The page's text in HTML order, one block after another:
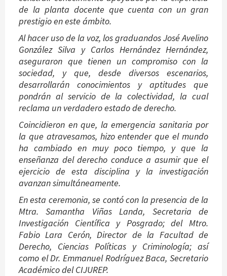
de la planta docente que cuenta con un gran
prestigio en este ámbito.
Al hacer uso de la voz, los graduandos José Avelino
González Silva y Carlos Hernández Hernández,
aseguraron que tienen un compromiso con la
sociedad, y que, desde diversos escenarios,
desarrollarán conocimientos y aptitudes que
pondrán al servicio de la colectividad, la cual
reclama un verdadero estado de derecho.
Coincidieron en que, la emergencia sanitaria por
la que atravesamos, hizo entender que el mundo
ha cambiado en muy poco tiempo, y que la
enseñanza del derecho conduce a asumir que el
ejercicio de esta disciplina y la investigación
avanzan simultáneamente.
En esta ceremonia, se contó con la presencia de la
Mtra. Samantha Viñas Landa, Secretaria de
Investigación Científica y Posgrado; del Mtro.
Fabio Lara Cerón, Director de la Facultad de
Derecho, Ciencias Políticas y Criminología; así
como el Dr. Emmanuel Rodríguez Baca, Secretario
Académico del CIJUREP.